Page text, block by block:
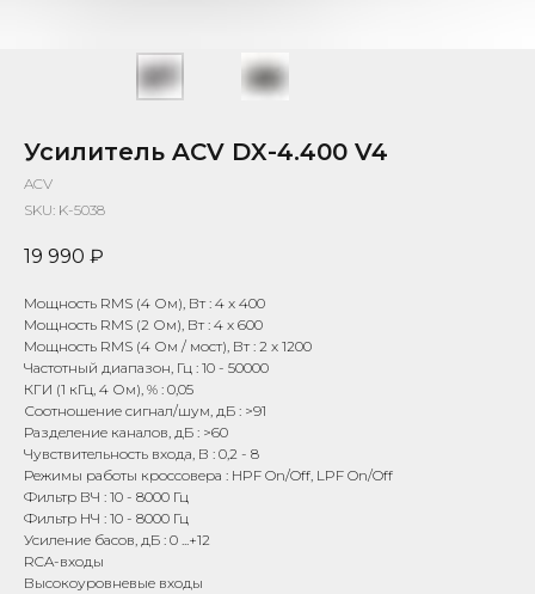
Усилитель ACV DX-4.400 V4
ACV
SKU: K-5038
19 990 ₽
Мощность RMS (4 Ом), Вт : 4 x 400
Мощность RMS (2 Ом), Вт : 4 x 600
Мощность RMS (4 Ом / мост), Вт : 2 x 1200
Частотный диапазон, Гц : 10 - 50000
КГИ (1 кГц, 4 Ом), % : 0,05
Соотношение сигнал/шум, дБ : >91
Разделение каналов, дБ : >60
Чувствительность входа, В : 0,2 - 8
Режимы работы кроссовера : HPF On/Off, LPF On/Off
Фильтр ВЧ : 10 - 8000 Гц
Фильтр НЧ : 10 - 8000 Гц
Усиление басов, дБ : 0 ...+12
RCA-входы
Высокоуровневые входы